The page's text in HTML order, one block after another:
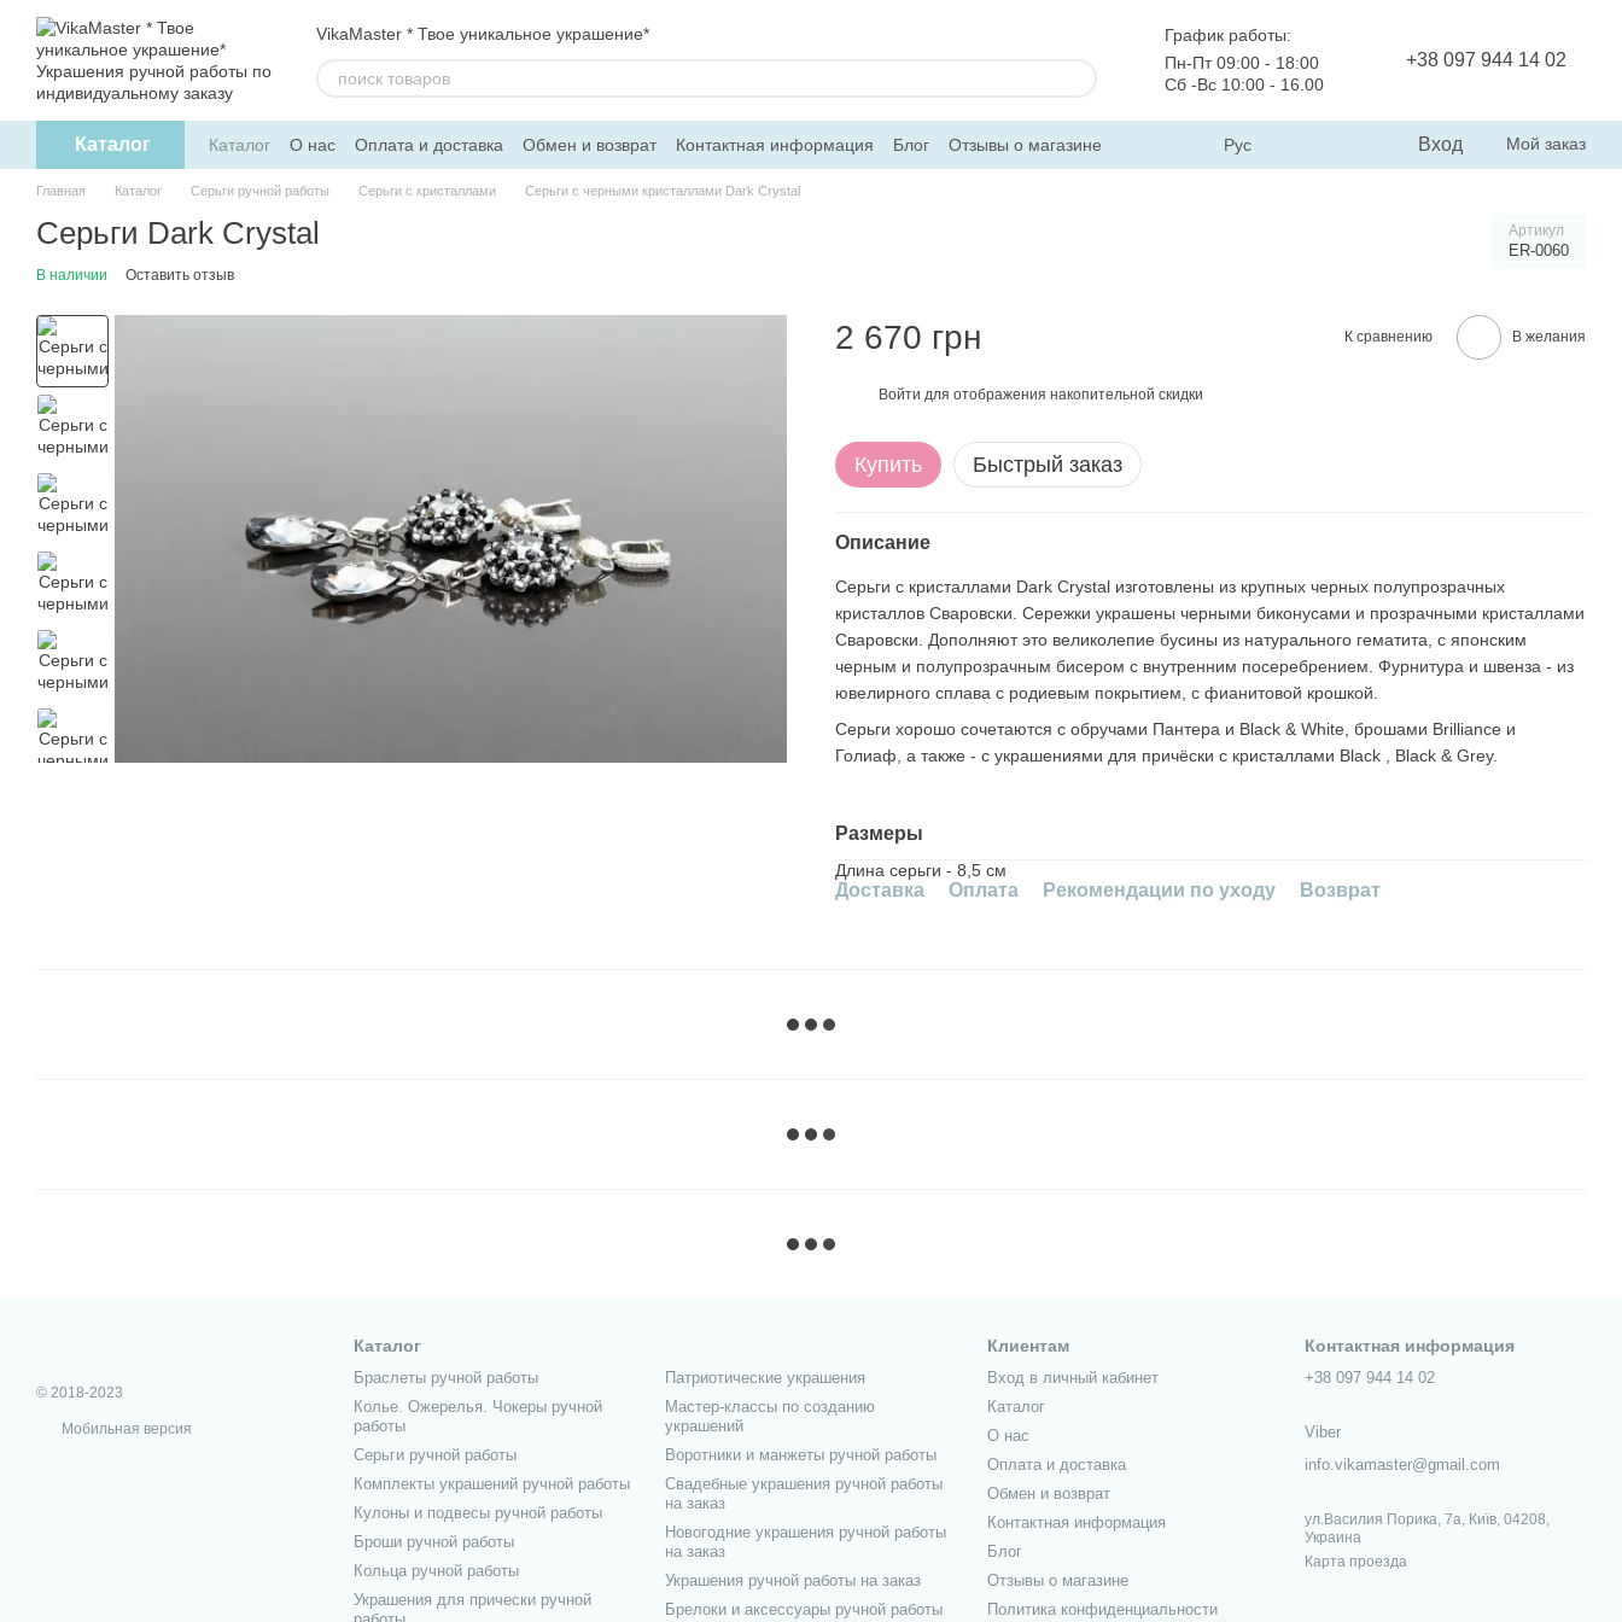
Перейти к основному контенту
VikaMaster * Твое уникальное украшение*
График работы:
Пн-Пт 09:00 - 18:00
Сб -Вс 10:00 - 16.00
+38 097 944 14 02
Каталог Каталог О нас Оплата и доставка Обмен и возврат Контактная информация Блог
Отзывы о магазине
Политика конфиденциальности
Договор оферти
Рус Вход Мой заказ
Главная Каталог Серьги ручной работы Серьги с кристаллами Серьги c черными кристаллами Dark Crystal
Серьги Dark Crystal Артикул
ER-0060
В наличии Оставить отзыв
2 670 грн К сравнению В желания
Войти для отображения накопительной скидки
Купить Быстрый заказ
Описание
Серьги c кристаллами Dark Crystal изготовлены из крупных черных полупрозрачных
кристаллов Сваровски. Сережки украшены черными биконусами и прозрачными кристаллами
Сваровски. Дополняют это великолепие бусины из натурального гематита, с японским
черным и полупрозрачным бисером с внутренним посеребрением. Фурнитура и швенза - из
ювелирного сплава с родиевым покрытием, с фианитовой крошкой.
Серьги хорошо сочетаются с обручами Пантера и Black & White, брошами Brilliance и
Голиаф, а также - с украшениями для причёски с кристаллами Black , Black & Grey.
Размеры
Длина серьги - 8,5 см
Доставка Оплата Рекомендации по уходу Возврат
© 2018-2023
Мобильная версия
Каталог
Браслеты ручной работы
Колье. Ожерелья. Чокеры ручной
работы
Серьги ручной работы
Комплекты украшений ручной работы
Кулоны и подвесы ручной работы
Броши ручной работы
Кольца ручной работы
Украшения для прически ручной
Патриотические украшения
Мастер-классы по созданию
украшений
Воротники и манжеты ручной работы
Свадебные украшения ручной работы
на заказ
Новогодние украшения ручной работы
на заказ
Украшения ручной работы на заказ
Брелоки и аксессуары ручной работы
Клиентам
Вход в личный кабинет
Каталог
О нас
Оплата и доставка
Обмен и возврат
Контактная информация
Блог
Отзывы о магазине
Политика конфиденциальности
Контактная информация
+38 097 944 14 02
Viber
info.vikamaster@gmail.com
ул.Василия Порика, 7а, Київ, 04208,
Украина
Карта проезда